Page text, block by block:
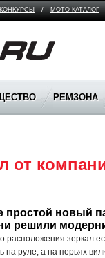
КОНКУРСЫ / МОТО КАТАЛОГ
РЕМЗОНА
от
простой новый
решили
зеркал
на руле, а на перьях